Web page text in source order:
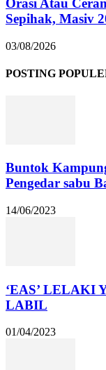
Orasi Atau
Sepihak, Masiv
03/08/2026
POSTING
Buntok
Pengedar sabu
14/06/2023
‘EAS’ LELAKI
LABIL
01/04/2023